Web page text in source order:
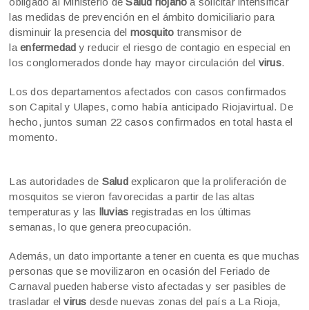
las medidas de prevención en el ámbito domiciliario para
disminuir la presencia del mosquitotransmisor de
laenfermedady reducir el riesgo de contagio en especial en
los conglomerados donde hay mayor circulación del virus.
Los dos departamentos afectados con casos confirmados
son Capital y Ulapes, como había anticipado Riojavirtual. De
hecho, juntos suman 22 casos confirmados en total hasta el
momento.
Las autoridades de Saludexplicaron que la proliferación de
mosquitos se vieron favorecidas a partir de las altas
temperaturas y las lluvias registradas en los últimas
semanas, lo que genera preocupación.
Además, un dato importante a tener en cuenta es que muchas
personas que se movilizaron en ocasión del Feriado de
Carnaval pueden haberse visto afectadas y ser pasibles de
trasladar elvirus desde nuevas zonas del país a La Rioja,